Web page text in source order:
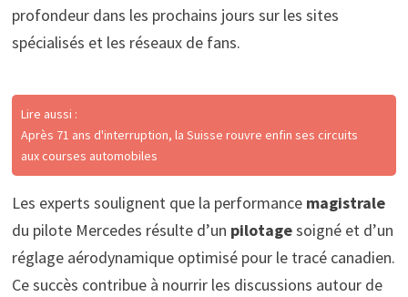
profondeur dans les prochains jours sur les sites
spécialisés et les réseaux de fans.
Lire aussi :
Après 71 ans d'interruption, la Suisse rouvre enfin ses circuits
aux courses automobiles
Les experts soulignent que la performance magistrale
du pilote Mercedes résulte d’un pilotagesoigné et d’un
réglage aérodynamique optimisé pour le tracé canadien.
Ce succès contribue à nourrir les discussions autour de